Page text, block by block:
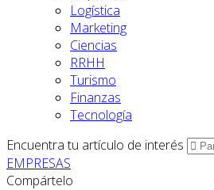
Logística
Marketing
Ciencias
RRHH
Turismo
Finanzas
Tecnología
Encuentra tu artículo de interés
EMPRESAS
Compártelo